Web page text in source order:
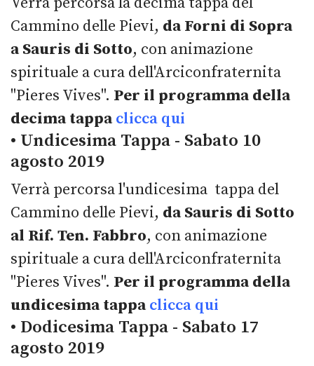
Cammino delle Pievi, da Forni di Sopra
a Sauris di Sotto, con animazione
spirituale a cura dell'Arciconfraternita
"Pieres Vives". Per il programma della
decima tappaclicca qui
• Undicesima Tappa - Sabato 10
agosto 2019
Verrà percorsa l'undicesima tappa del
Cammino delle Pievi, da Sauris di Sotto
al Rif. Ten. Fabbro, con animazione
spirituale a cura dell'Arciconfraternita
"Pieres Vives". Per il programma della
undicesima tappaclicca qui
• Dodicesima Tappa - Sabato 17
agosto 2019